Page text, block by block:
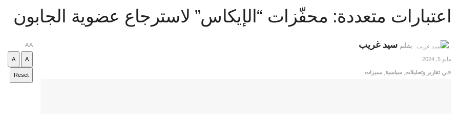
اعتبارات متعددة: محفّزات “الإيكاس” لاسترجاع عضوية الجابون
بقلمسيد غريب
مايو 5, 2024
في تقارير وتحليلات سياسية مميزات
AA
A
A
Reset